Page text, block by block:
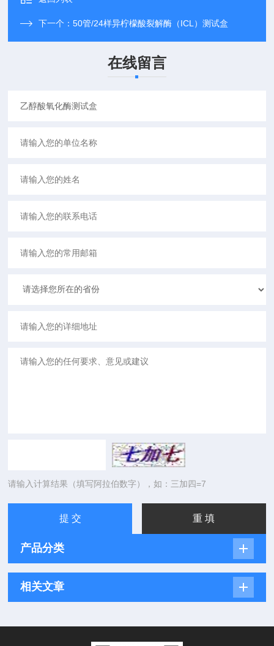
下一个：50管/24样异柠檬酸裂解酶（ICL）测试盒
在线留言
请输入计算结果（填写阿拉伯数字），如：三加四=7
产品分类
相关文章